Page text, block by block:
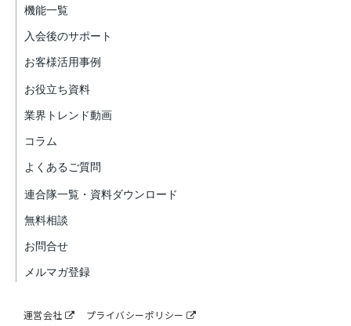
機能一覧
入会後のサポート
お客様活用事例
お役立ち資料
業界トレンド動画
コラム
よくあるご質問
連合隊一覧・資料ダウンロード
無料相談
お問合せ
メルマガ登録
運営会社 プライバシーポリシー